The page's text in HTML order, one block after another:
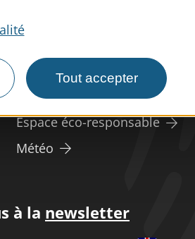
Tout accepter
Espace pro/presse
Tourisme handicap
Espace éco-responsable
Météo
à la newsletter